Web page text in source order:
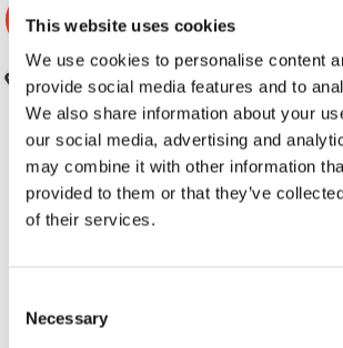
This website uses cookies
We use cookies to personalise content
provide social media features and to
We also share information about your
our social media, advertising and
may combine it with other information
provided to them or that they’ve
of their services.
Selection
Necessary
-38%
Passar Volvo S/V/6/7/8-serien Passar Volvo